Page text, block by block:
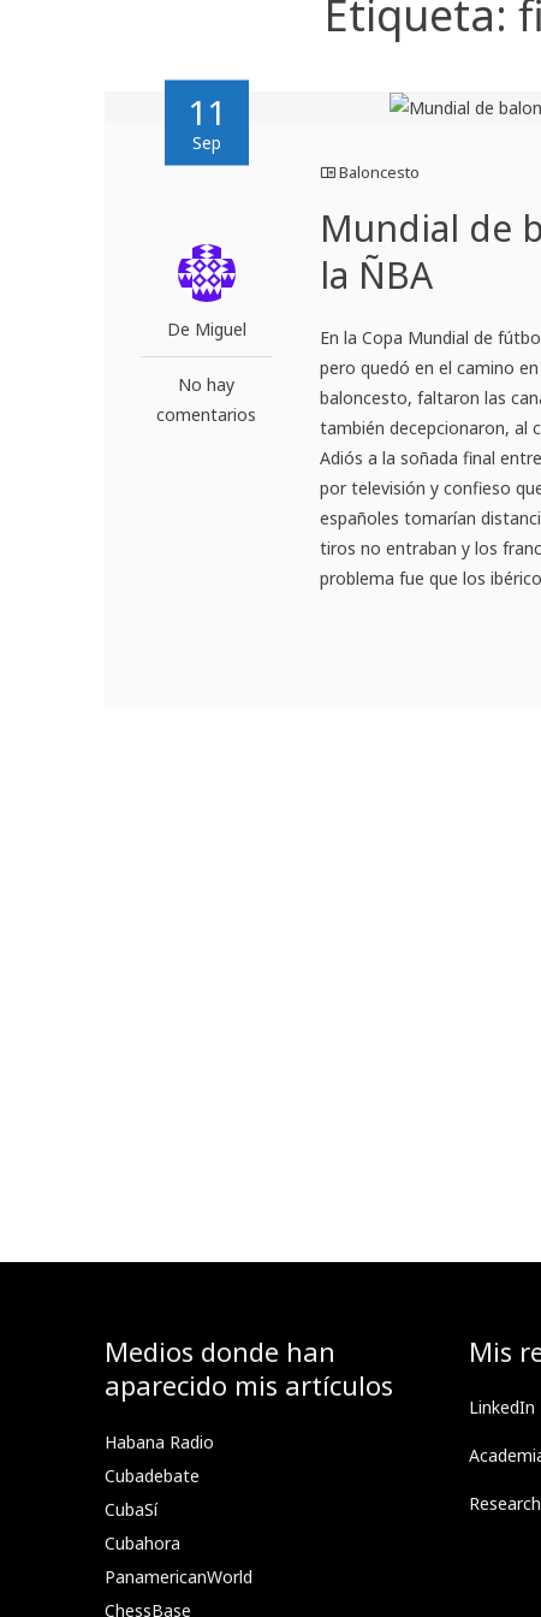
Etiqueta:
11
Sep
De Miguel
No hay
comentarios
Baloncesto
Mundial de
la ÑBA
En la Copa Mundial de
pero quedó en el camino
baloncesto, faltaron las
también decepcionaron, al
Adiós a la soñada final
por televisión y confieso
españoles tomarían
tiros no entraban y los
problema fue que los
Medios donde han
aparecido mis artículos
Habana Radio
Cubadebate
CubaSí
Cubahora
PanamericanWorld
ChessBase
Mis
LinkedIn